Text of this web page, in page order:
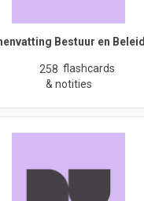
Bestuur en Beleid
258 flashcards
& notities